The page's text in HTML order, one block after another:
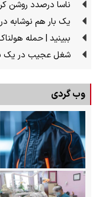
ناسا درصدد روشن
یک بار هم نوشابه
ببینید | حمله هولناک ۹۰۰ مار کبرای قاتل به ساکنان مردم
شغل عجیب در یک
وب گردی